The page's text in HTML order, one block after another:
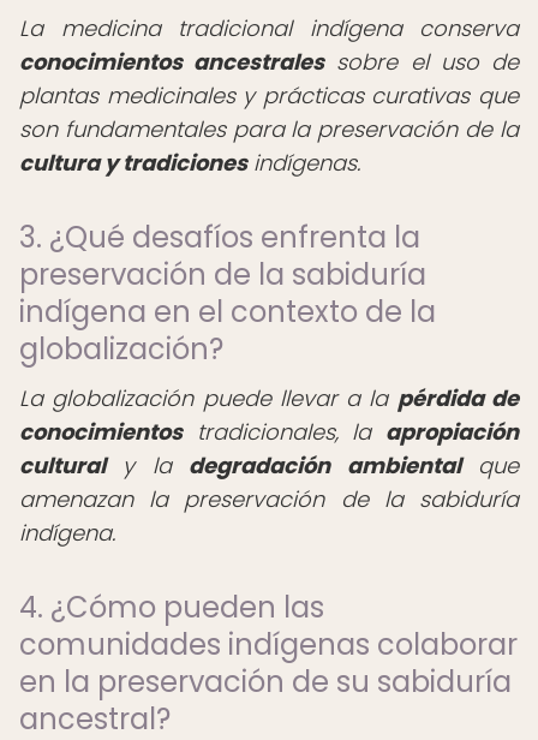
La medicina tradicional indígena conserva
conocimientos ancestralessobre el uso de
plantas medicinales y prácticas curativas que
son fundamentales para la preservación de la
cultura y tradicionesindígenas.
3. ¿Qué desafíos enfrenta la
preservación de la sabiduría
indígena en el contexto de la
globalización?
La globalización puede llevar a la pérdida de
conocimientostradicionales, la apropiación
culturaly la degradación ambientalque
amenazan la preservación de la sabiduría
indígena.
4. ¿Cómo pueden las
comunidades indígenas colaborar
en la preservación de su sabiduría
ancestral?